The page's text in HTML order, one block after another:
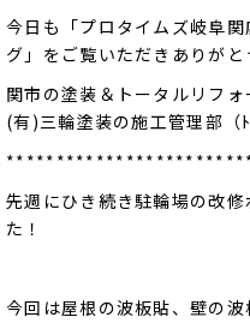
今日も「プロタイムズ岐阜
グ」をご覧いただきありがと
関市の塗装＆トータルリフ
(有)三輪塗装の施工管理部（
先週にひき続き駐輪場の改
た！
今回は屋根の波板貼、壁の波